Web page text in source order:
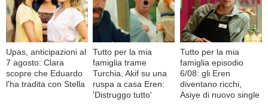
Upas, anticipazioni al
7 agosto: Clara
scopre che Eduardo
l'ha tradita con Stella
Tutto per la mia
famiglia trame
Turchia, Akif su una
ruspa a casa Eren:
'Distruggo tutto'
Tutto per la mia
famiglia episodio
6/08: gli Eren
diventano ricchi,
Asiye di nuovo single